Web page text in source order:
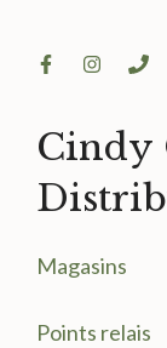
Cindy
Magasins
Points relais